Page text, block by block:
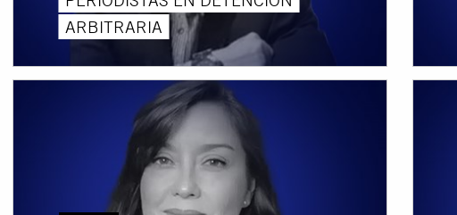
ARBITRARIA